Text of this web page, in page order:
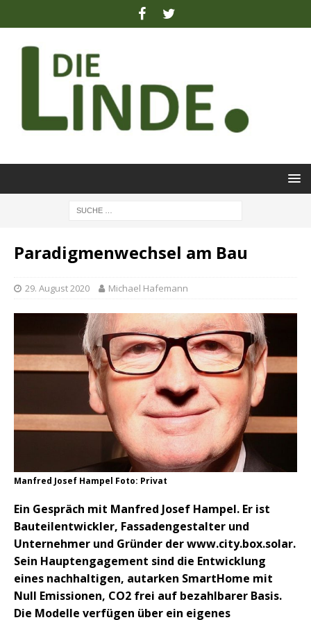
Paradigmenwechsel am Bau
29. August 2020 Michael Hafemann
Manfred Josef Hampel Foto: Privat
Ein Gespräch mit Manfred Josef Hampel. Er ist
Bauteilentwickler, Fassadengestalter und
Unternehmer und Gründer der www.city.box.solar.
Sein Hauptengagement sind die Entwicklung
eines nachhaltigen, autarken SmartHome mit
Null Emissionen, CO2 frei auf bezahlbarer Basis.
Die Modelle verfügen über ein eigenes